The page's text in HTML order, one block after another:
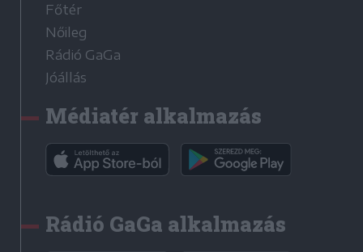
Főtér
Nőileg
Rádió GaGa
Jóállás
Médiatér alkalmazás
Rádió GaGa alkalmazás